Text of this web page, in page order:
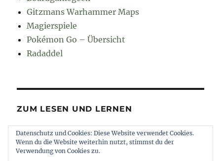
Gitzmans Warhammer Maps
Magierspiele
Pokémon Go – Übersicht
Radaddel
ZUM LESEN UND LERNEN
Euroncap
Tong
Datenschutz und Cookies: Diese Website verwendet Cookies.
Wenn du die Website weiterhin nutzt, stimmst du der
Verwendung von Cookies zu.